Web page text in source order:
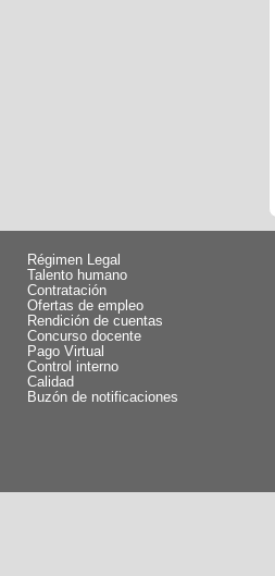
Régimen Legal
Talento humano
Contratación
Ofertas de empleo
Rendición de cuentas
Concurso docente
Pago Virtual
Control interno
Calidad
Buzón de notificaciones